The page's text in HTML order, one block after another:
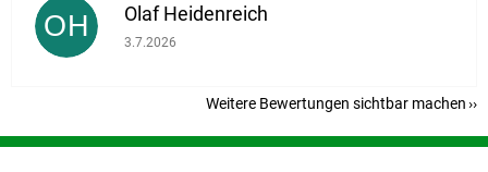
OH Olaf Heidenreich
Die Shop-Bewertung beträgt 5 von 5 Sternen.
3.7.2026
Weitere Bewertungen sichtbar machen
F